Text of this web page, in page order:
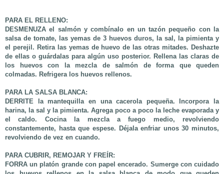
PARA EL RELLENO:
DESMENUZA el salmón y combínalo en un tazón pequeño con la
salsa de tomate, las yemas de 3 huevos duros, la sal, la pimienta y
el perejil. Retira las yemas de huevo de las otras mitades. Deshazte
de ellas o guárdalas para algún uso posterior. Rellena las claras de
los huevos con la mezcla de salmón de forma que queden
colmadas. Refrigera los huevos rellenos.
PARA LA SALSA BLANCA:
DERRITE la mantequilla en una cacerola pequeña. Incorpora la
harina, la sal y la pimienta. Agrega poco a poco la leche evaporada y
el caldo. Cocina la mezcla a fuego medio, revolviendo
constantemente, hasta que espese. Déjala enfriar unos 30 minutos,
revolviendo de vez en cuando.
PARA CUBRIR, REMOJAR Y FREÍR:
FORRA un platón grande con papel encerado. Sumerge con cuidado